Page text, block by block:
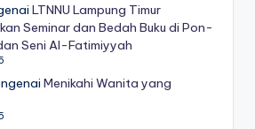
LTNNU Lampung Timur
Seminar dan Bedah Buku di Pon-
Seni Al-Fatimiyyah
Menikahi Wanita yang